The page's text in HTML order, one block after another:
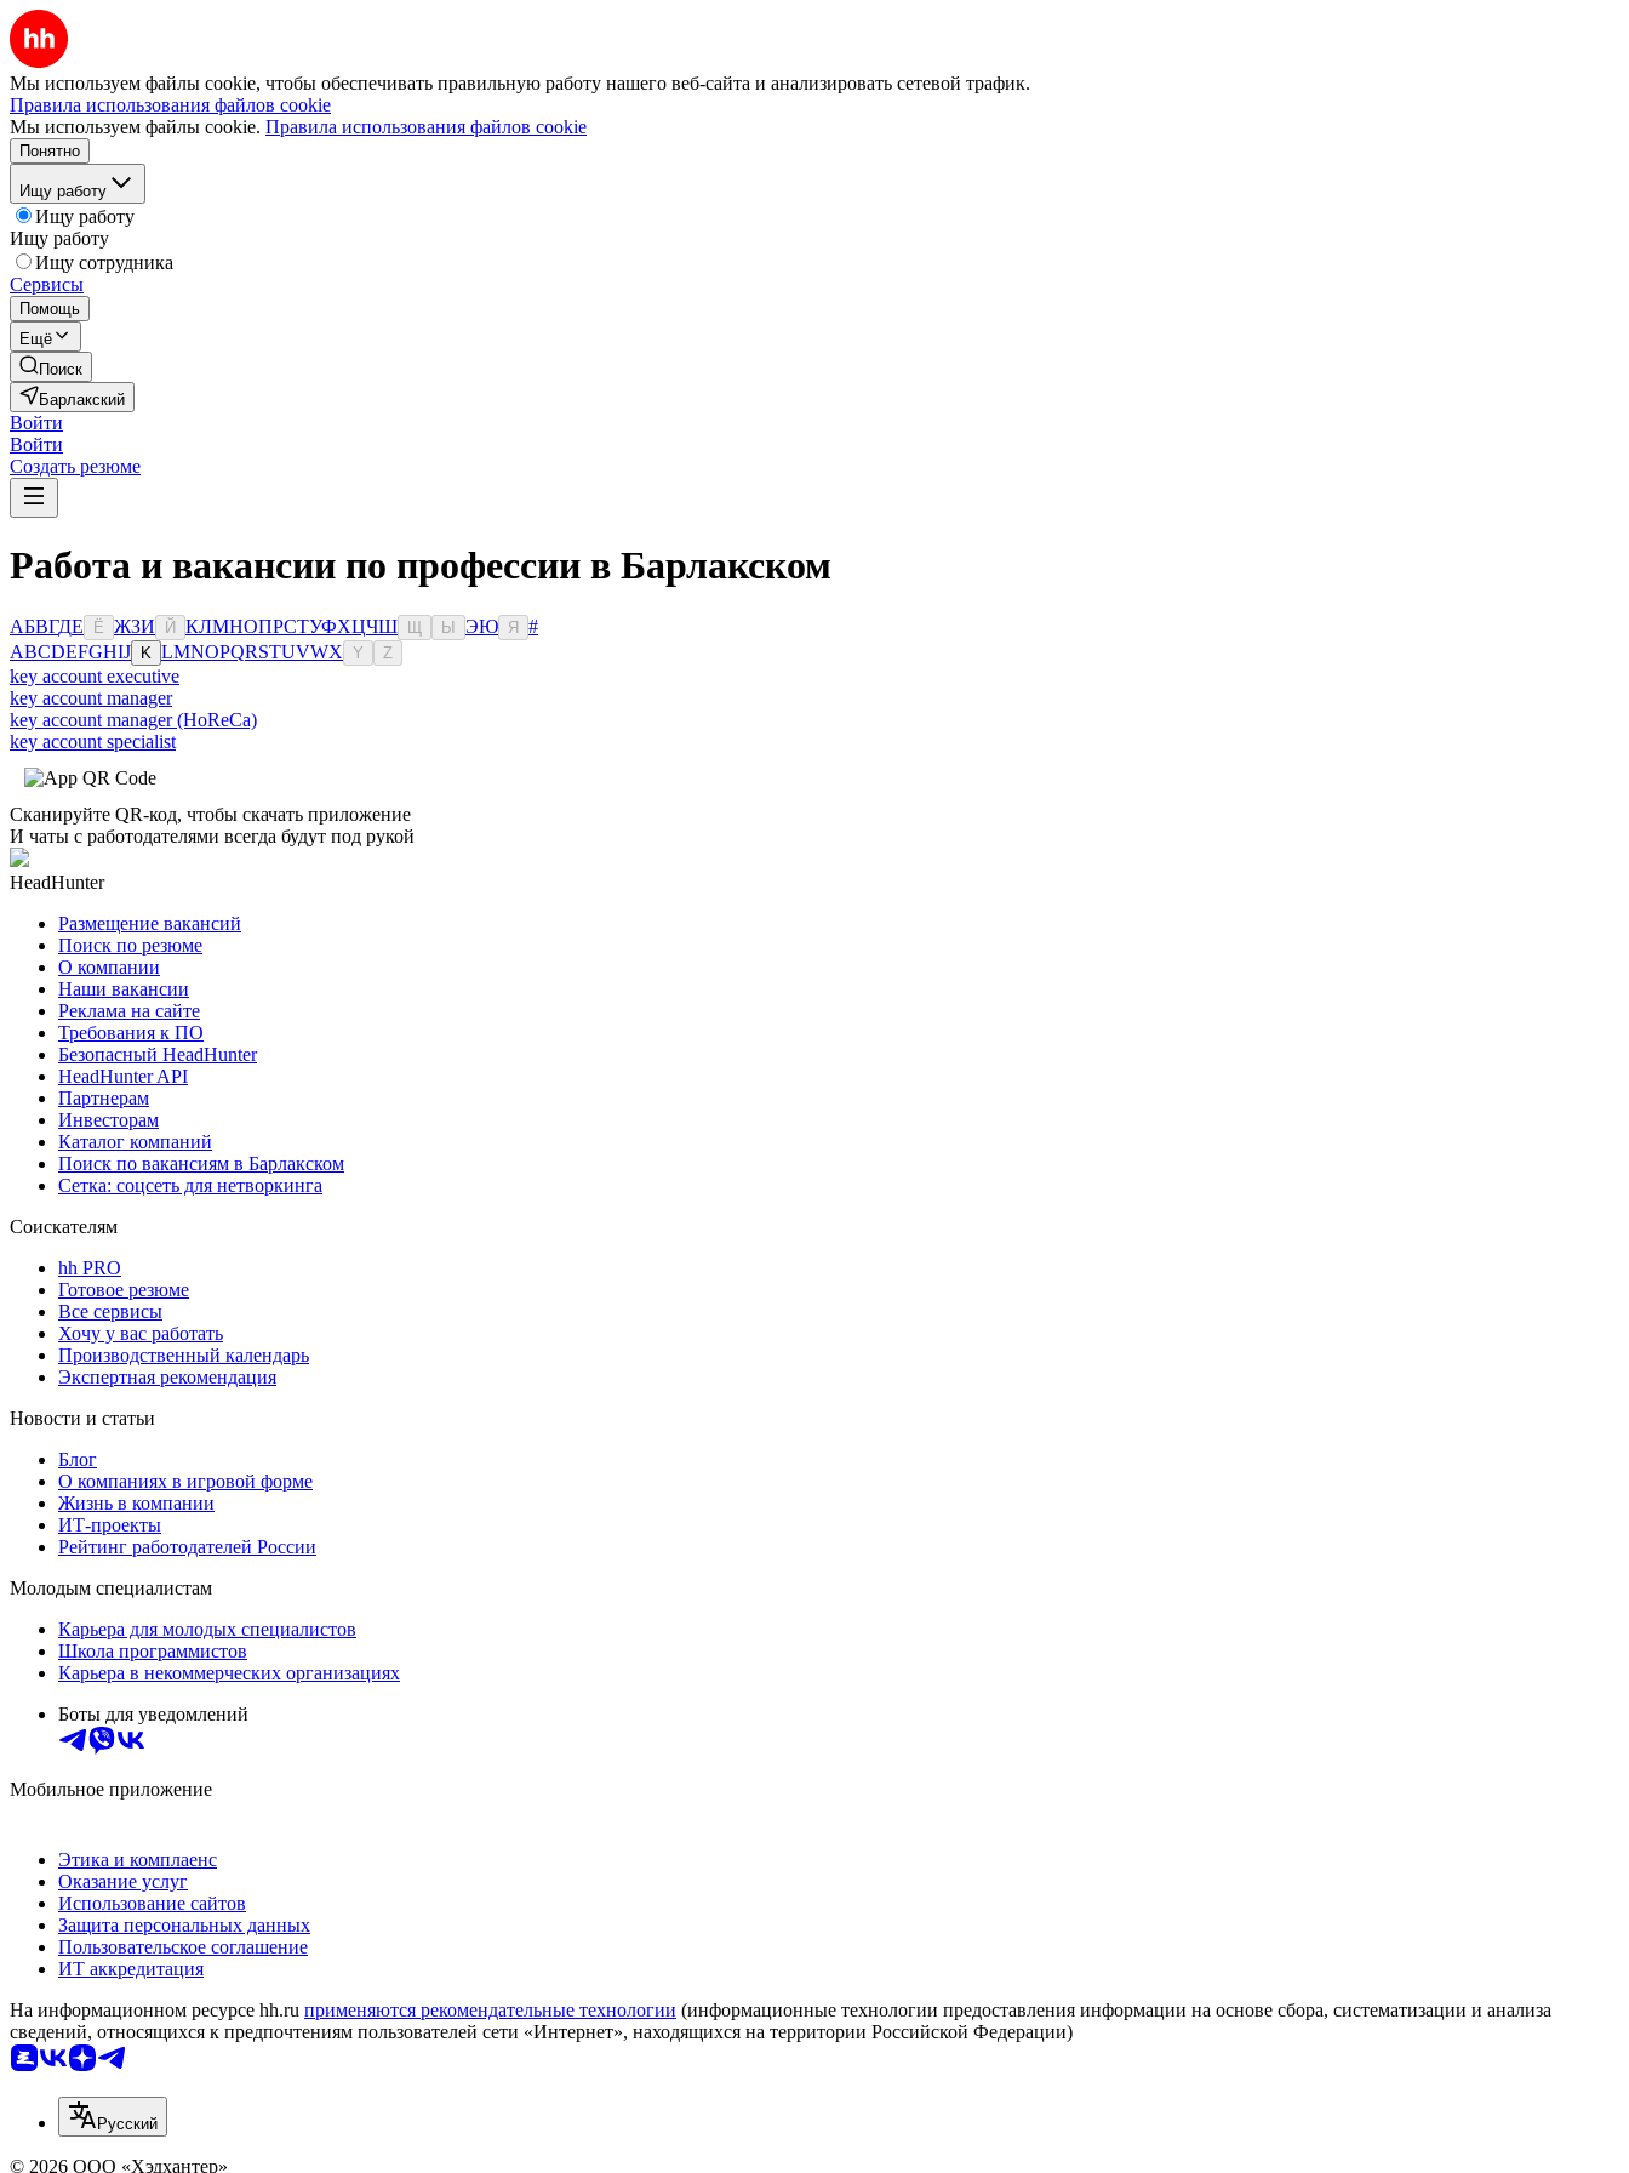
Мы используем файлы cookie, чтобы обеспечивать правильную работу нашего веб-сайта и анализировать сетевой трафик.
Правила использования файлов cookie
Мы используем файлы cookie. Правила использования файлов cookie
Понятно
Ищу работу
Ищу работу
Ищу работу
Ищу сотрудника
Сервисы
Помощь
Ещё
Поиск
Барлакский
Войти
Войти
Создать резюме
Работа и вакансии по профессии в Барлакском
АБВГДЕ Ё ЖЗИ Й КЛМНОПРСТУФХЦЧШ Ы ЭЮ Я
#
ABCDEFGHIJ K LMNOPQRSTUVWX Y Z
key account executive
key account manager
key account manager (HoReCa)
key account specialist
Сканируйте QR-код, чтобы скачать приложение
И чаты с работодателями всегда будут под рукой
HeadHunter
Размещение вакансий
Поиск по резюме
О компании
Наши вакансии
Реклама на сайте
Требования к ПО
Безопасный HeadHunter
HeadHunter API
Партнерам
Инвесторам
Каталог компаний
Поиск по вакансиям в Барлакском
Сетка: соцсеть для нетворкинга
Соискателям
hh PRO
Готовое резюме
Все сервисы
Хочу у вас работать
Производственный календарь
Экспертная рекомендация
Новости и статьи
Блог
О компаниях в игровой форме
Жизнь в компании
ИТ-проекты
Рейтинг работодателей России
Молодым специалистам
Карьера для молодых специалистов
Школа программистов
Карьера в некоммерческих организациях
Боты для уведомлений
Мобильное приложение
Этика и комплаенс
Оказание услуг
Использование сайтов
Защита персональных данных
Пользовательское соглашение
ИТ аккредитация
На информационном ресурсе hh.ru применяются рекомендательные технологии (информационные технологии предоставления информации на основе сбора, систематизации и анализа
сведений, относящихся к предпочтениям пользователей сети «Интернет», находящихся на территории Российской Федерации)
Русский
© 2026 ООО «Хэдхантер»